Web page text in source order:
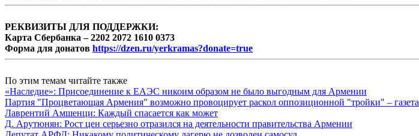
РЕКВИЗИТЫ ДЛЯ ПОДДЕРЖКИ:
Карта Сбербанка – 2202 2072 1610 0373
Форма для донатов https://dzen.ru/yerkramas?donate=true
По этим темам читайте также
«Наследие»: Присоединение к ЕАЭС никоим образом не было выгодным для Армении
Партия "Процветающая Армения" возможно провоцирует раскол оппозиционной "тройки" – газета
Лаврентий Амшенци: Каждый спасается как может
Д. Арутюнян: Рост цен серьезно отразился на деятельности правительства Армении